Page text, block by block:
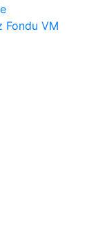
Fondu VM